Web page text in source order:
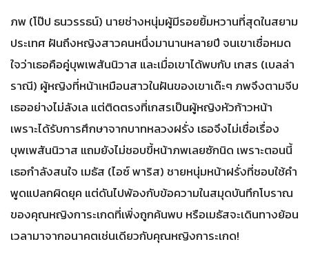
ภพ (โป๊ป ธนวรรธน์) นายช่างหนุ่มผู้มีรอยยิ้มหวานที่สุดในสยาม
ประเทศ ฝันถึงหญิงสาวคนหนึ่งมานานหลายปี จนเขาเชื่อหมด
ใจว่าเธอคือคู่บุพเพสันนิวาส และเมื่อเขาได้พบกับ เกสร (เบลล่า
ราณี) ผู้หญิงที่หน้าเหมือนสาวในฝันของเขาเด๊ะๆ ภพจึงตามจีบ
เธออย่างไม่ลังเล แต่ติดตรงที่เกสรเป็นผู้หญิงหัวก้าวหน้า
เพราะได้รับการศึกษาจากบาทหลวงฝรั่ง เธอจึงไม่เชื่อเรื่อง
บุพเพสันนิวาส แถมยังไม่ชอบขี้หน้าภพเลยซักนิด เพราะตอนนี้
เธอกำลังสนใจ เมธัส (ไอซ์ พาริส) ชายหนุ่มหน้าฝรั่งที่ชอบใช้คำ
พูดแปลกผิดยุค แต่ดันไปพ้องกับข้อความในสมุดบันทึกโบราณ
ของคุณหญิงการะเกดที่เพิ่งถูกค้นพบ หรือเมธัสจะเดินทางย้อน
เวลามาจากอนาคตเช่นเดียวกับคุณหญิงการะเกด!